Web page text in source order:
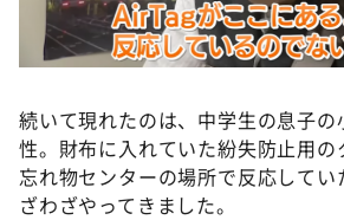
続いて現れたのは、中学生の息子
性。財布に入れていた紛失防止用
忘れ物センターの場所で反応してい
ざわざやってきました。